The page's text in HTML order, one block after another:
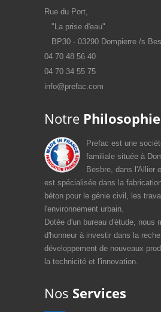
Rue du Port,
"La prise d'eau"
BP30 - 03290 Dompierre /s
04 70 48 56 40
04 70 34 55 75
info@prefac.com
Notre Philosophie
Prefac est une
familiale située à
Besbre, dans l'Allier
est spécialisée dans la
béton pour le génie civil, les
l'environnement urbain.
Dotée d'un bureau d'étude, nous
d'honneur à investir dans la
développement de nouveaux
la technicité et l'innovation.
Nos Services